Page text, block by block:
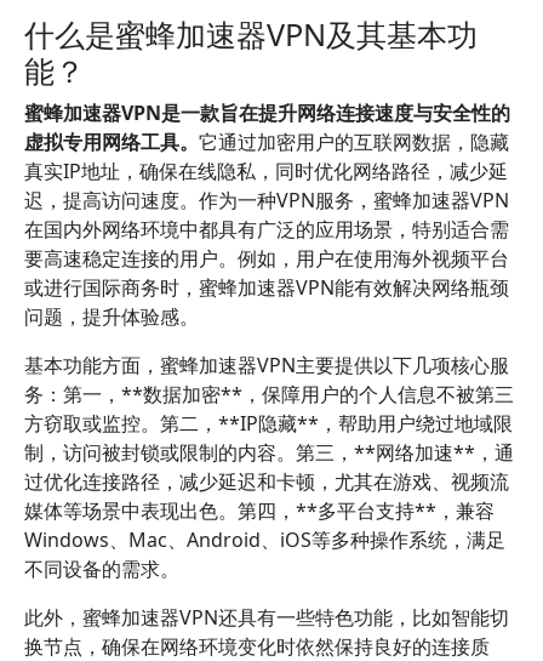
什么是蜜蜂加速器VPN及其基本功
能？
蜜蜂加速器VPN是一款旨在提升网络连接速度与安全性的
虚拟专用网络工具。 它通过加密用户的互联网数据，隐藏
真实IP地址，确保在线隐私，同时优化网络路径，减少延
迟，提高访问速度。作为一种VPN服务，蜜蜂加速器VPN
在国内外网络环境中都具有广泛的应用场景，特别适合需
要高速稳定连接的用户。例如，用户在使用海外视频平台
或进行国际商务时，蜜蜂加速器VPN能有效解决网络瓶颈
问题，提升体验感。
基本功能方面，蜜蜂加速器VPN主要提供以下几项核心服
务：第一，**数据加密**，保障用户的个人信息不被第三
方窃取或监控。第二，**IP隐藏**，帮助用户绕过地域限
制，访问被封锁或限制的内容。第三，**网络加速**，通
过优化连接路径，减少延迟和卡顿，尤其在游戏、视频流
媒体等场景中表现出色。第四，**多平台支持**，兼容
Windows、Mac、Android、iOS等多种操作系统，满足
不同设备的需求。
此外，蜜蜂加速器VPN还具有一些特色功能，比如智能切
换节点，确保在网络环境变化时依然保持良好的连接质